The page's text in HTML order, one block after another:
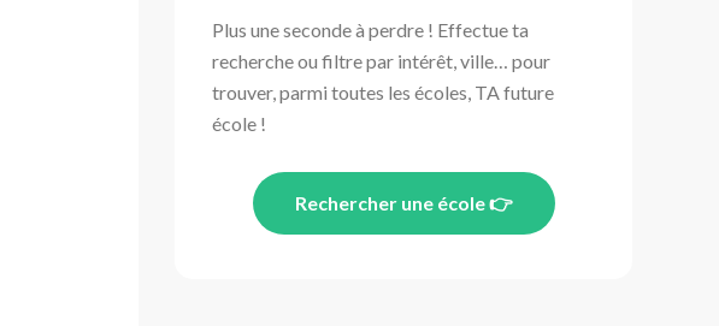
Plus une seconde à perdre ! Effectue ta
recherche ou filtre par intérêt, ville… pour
trouver, parmi toutes les écoles, TA future
école !
Rechercher une école 👉